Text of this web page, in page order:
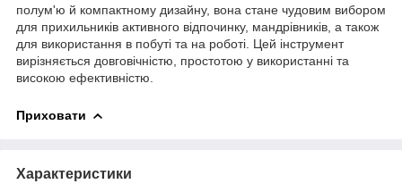
полум'ю й компактному дизайну, вона стане чудовим вибором
для прихильників активного відпочинку, мандрівників, а також
для використання в побуті та на роботі. Цей інструмент
вирізняється довговічністю, простотою у використанні та
високою ефективністю.
Приховати
Характеристики